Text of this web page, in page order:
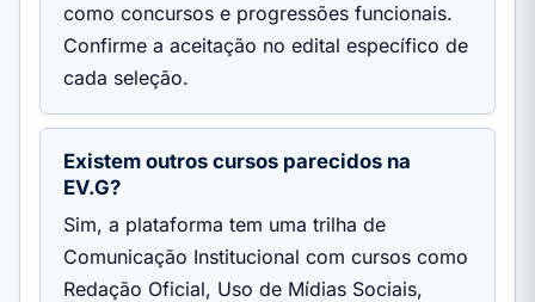
como concursos e progressões funcionais.
Confirme a aceitação no edital específico de
cada seleção.
Existem outros cursos parecidos na
EV.G?
Sim, a plataforma tem uma trilha de
Comunicação Institucional com cursos como
Redação Oficial, Uso de Mídias Sociais,